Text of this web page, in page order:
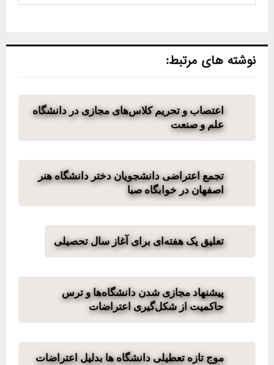
نوشته های مرتبط:
اعتصاب و تحریم کلاس‌های مجازی در دانشگاه
علم و صنعت
تجمع اعتراضی دانشجویان دختر دانشگاه هنر
اصفهان در خوابگاه صبا
تعلیق یک هفته‌ای برای آغاز سال تحصیلی
پیشنهاد مجازی شدن دانشگاه‌ها و ترس
حاکمیت از شکل‌گیری اعتراضات
موج تازه تعطیلی دانشگاه ها بدلیل اعتراضات